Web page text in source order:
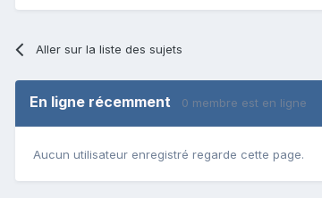
Aller sur la liste des sujets
En ligne récemment 0 membre est en ligne
Aucun utilisateur enregistré regarde cette page.